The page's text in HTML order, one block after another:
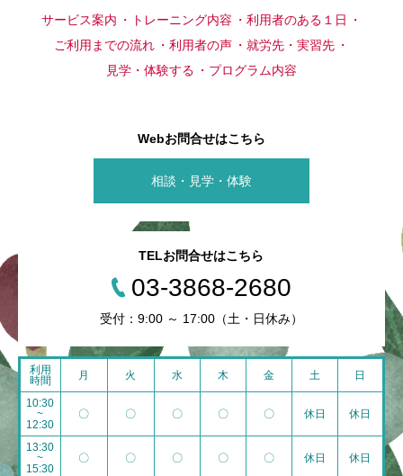
サービス案内 トレーニング内容
利用者のある１日
ご利用までの流れ
利用者の声
就労先・実習先
見学・体験する
プログラム内容
Webお問合せはこちら
相談・見学・体験
TELお問合せはこちら
03-3868-2680
受付：9:00 ～ 17:00（土・日休み）
利用
時間
月 火 水 木 金 土 日
10:30
~
12:30
〇 〇 〇 〇 〇 休日 休日
13:30
~
15:30
〇 〇 〇 〇 〇 休日 休日